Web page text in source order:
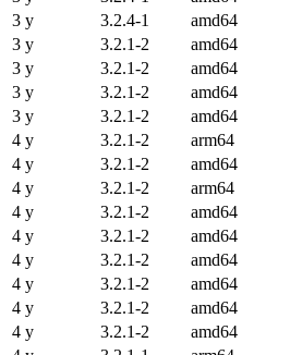
3 y
3.2.4-1 amd64
3 y
3.2.1-2 amd64
3 y
3.2.1-2 amd64
3 y
3.2.1-2 amd64
3 y
3.2.1-2 amd64
4 y
3.2.1-2 arm64
4 y
3.2.1-2 amd64
4 y
3.2.1-2 arm64
4 y
3.2.1-2 amd64
4 y
3.2.1-2 amd64
4 y
3.2.1-2 amd64
4 y
3.2.1-2 amd64
4 y
3.2.1-2 amd64
4 y
3.2.1-2 amd64